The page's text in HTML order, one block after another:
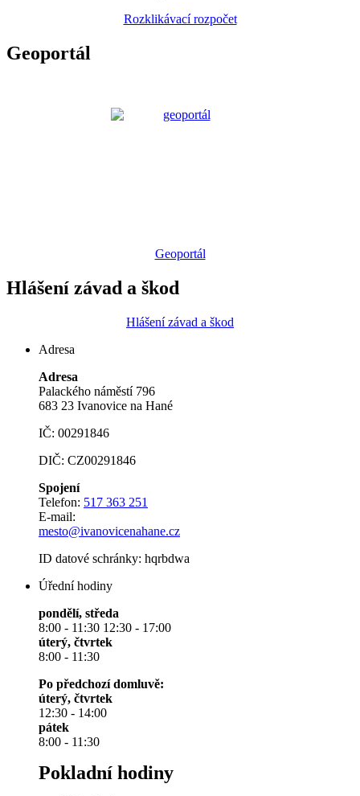
Rozklikávací rozpočet
Geoportál
Geoportál
Hlášení závad a škod
Hlášení závad a škod
Adresa
Adresa
Palackého náměstí 796
683 23 Ivanovice na Hané
IČ: 00291846
DIČ: CZ00291846
Spojení
Telefon: 517 363 251
E-mail:
mesto@ivanovicenahane.cz
ID datové schránky: hqrbdwa
Úřední hodiny
pondělí, středa
8:00 - 11:30 12:30 - 17:00
úterý, čtvrtek
8:00 - 11:30
Po předchozí domluvě:
úterý, čtvrtek
12:30 - 14:00
pátek
8:00 - 11:30
Pokladní hodiny